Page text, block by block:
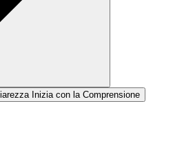
Inizia con la Comprensione